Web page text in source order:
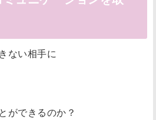
ない相手に
ができるのか？